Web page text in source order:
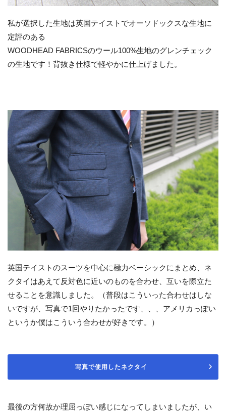
私が選択した生地は英国テイストでオーソドックスな生地に
定評のある
WOODHEAD FABRICSのウール100%生地のグレンチェック
の生地です！背抜き仕様で軽やかに仕上げました。
英国テイストのスーツを中心に極力ベーシックにまとめ、ネ
クタイはあえて反対色に近いのものを合わせ、互いを際立た
せることを意識しました。（普段はこういった合わせはしな
いですが、写真で1回やりたかったです、、、アメリカっぽい
というか僕はこういう合わせが好きです。）
写真で使用したネクタイ
最後の方何故か理屈っぽい感じになってしまいましたが、い